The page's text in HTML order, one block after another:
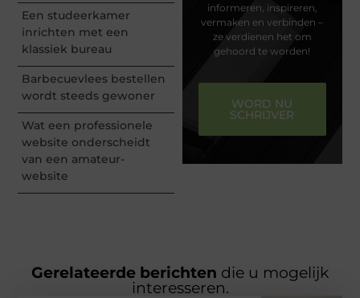
Een studeerkamer
inrichten met een
klassiek bureau
Barbecuevlees bestellen
wordt steeds gewoner
Wat een professionele
website onderscheidt
van een amateur-
website
informeren, inspireren,
vermaken en verbinden –
ze verdienen het om
gehoord te worden!
WORD NU
SCHRIJVER
Gerelateerde berichten die u mogelijk
interesseren.